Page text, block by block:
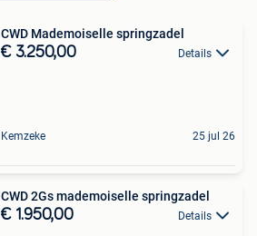
CWD Mademoiselle springzadel
€ 3.250,00 Details
Kemzeke 25 jul 26
CWD 2Gs mademoiselle springzadel
€ 1.950,00 Details